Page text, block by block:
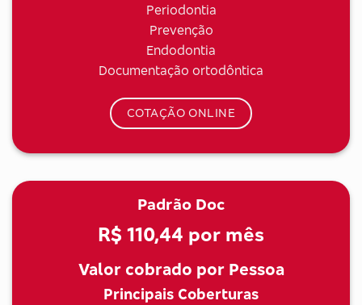
Periodontia
Prevenção
Endodontia
Documentação ortodôntica
COTAÇÃO ONLINE
Padrão Doc
R$ 110,44 por mês
Valor cobrado por Pessoa
Principais Coberturas